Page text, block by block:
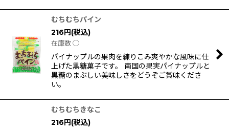
むちむちパイン
216円(税込)
在庫数 ◯
パイナップルの果肉を練りこみ爽やかな風味に仕
上げた黒糖菓子です。 南国の果実パイナップルと
黒糖のまぶしい美味しさをどうぞご賞味くださ
い。
むちむちきなこ
216円(税込)